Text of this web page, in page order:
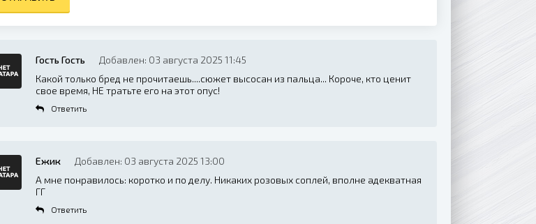
Гость Гость
Добавлен: 03 августа 2025 11:45
Какой только бред не прочитаешь....сюжет высосан из пальца... Короче, кто ценит
свое время, НЕ тратьте его на этот опус!
Ответить
Ежик
Добавлен: 03 августа 2025 13:00
А мне понравилось: коротко и по делу. Никаких розовых соплей, вполне адекватная
ГГ
Ответить